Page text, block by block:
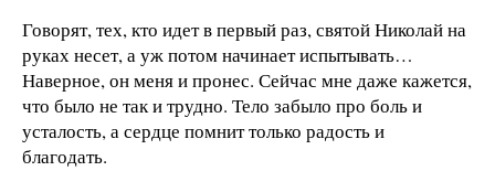
Говорят, тех, кто идет в первый раз, святой Николай на
руках несет, а уж потом начинает испытывать…
Наверное, он меня и пронес. Сейчас мне даже кажется,
что было не так и трудно. Тело забыло про боль и
усталость, а сердце помнит только радость и
благодать.